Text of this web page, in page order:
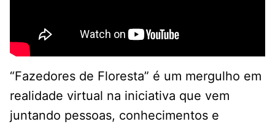
“Fazedores de Floresta” é um mergulho em
realidade virtual na iniciativa que vem
juntando pessoas, conhecimentos e